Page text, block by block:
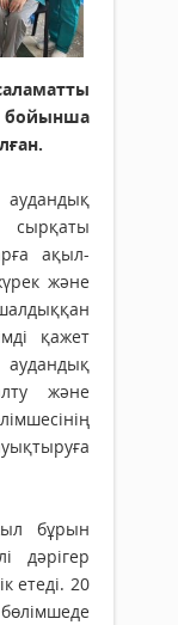
бойынша
ақыл-
және
қажет
аудандық
және
бұрын
дәрігер
етеді. 20